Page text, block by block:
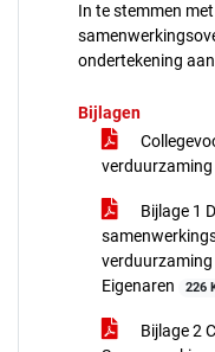
In te stemmen
ondertekening
Bijlagen
Bijlage 1
Eigenaren
226
Bijlage 2